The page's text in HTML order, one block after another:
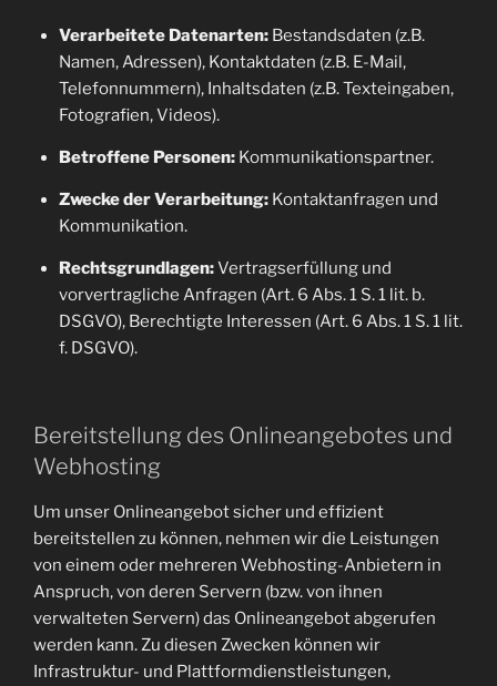
Verarbeitete Datenarten:Bestandsdaten (z.B.
Namen, Adressen), Kontaktdaten (z.B. E-Mail,
Telefonnummern), Inhaltsdaten (z.B. Texteingaben,
Fotografien, Videos).
Betroffene Personen:Kommunikationspartner.
Zwecke der Verarbeitung:Kontaktanfragen und
Kommunikation.
Rechtsgrundlagen:Vertragserfüllung und
vorvertragliche Anfragen (Art. 6 Abs. 1 S. 1 lit. b.
DSGVO), Berechtigte Interessen (Art. 6 Abs. 1 S. 1 lit.
f. DSGVO).
Bereitstellung des Onlineangebotes und
Webhosting
Um unser Onlineangebot sicher und effizient
bereitstellen zu können, nehmen wir die Leistungen
von einem oder mehreren Webhosting-Anbietern in
Anspruch, von deren Servern (bzw. von ihnen
verwalteten Servern) das Onlineangebot abgerufen
werden kann. Zu diesen Zwecken können wir
Infrastruktur- und Plattformdienstleistungen,